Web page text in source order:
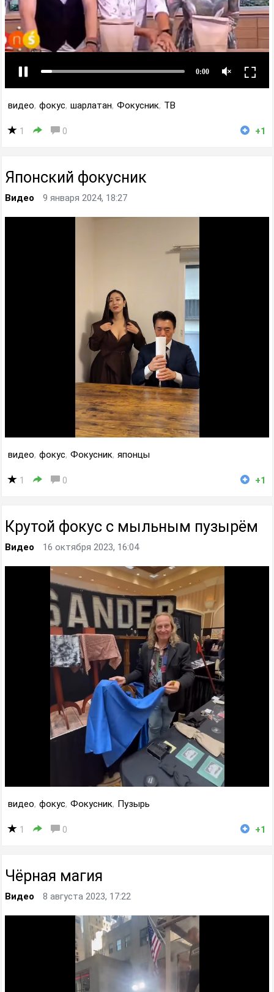
видео, фокус, шарлатан, Фокусник, ТВ
1 0 +1
Японский фокусник
Видео 9 января 2024, 18:27
видео, фокус, Фокусник, японцы
1 0 +1
Крутой фокус с мыльным пузырём
Видео 16 октября 2023, 16:04
видео, фокус, Фокусник, Пузырь
1 0 +1
Чёрная магия
Видео 8 августа 2023, 17:22